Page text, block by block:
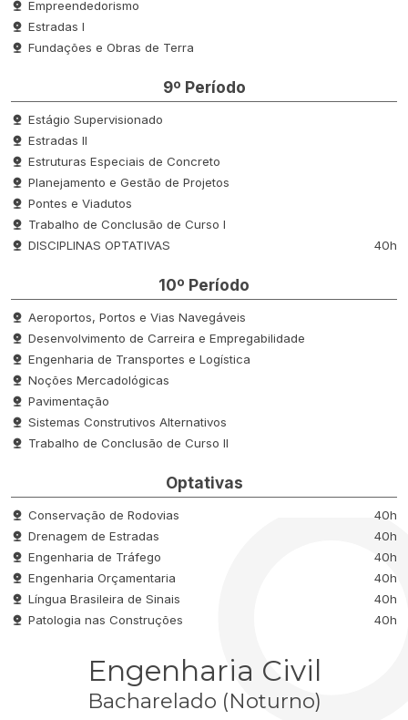
Empreendedorismo
Estradas I
Fundações e Obras de Terra
9º Período
Estágio Supervisionado
Estradas II
Estruturas Especiais de Concreto
Planejamento e Gestão de Projetos
Pontes e Viadutos
Trabalho de Conclusão de Curso I
DISCIPLINAS OPTATIVAS
40h
10º Período
Aeroportos, Portos e Vias Navegáveis
Desenvolvimento de Carreira e Empregabilidade
Engenharia de Transportes e Logística
Noções Mercadológicas
Pavimentação
Sistemas Construtivos Alternativos
Trabalho de Conclusão de Curso II
Optativas
Conservação de Rodovias
40h
Drenagem de Estradas
40h
Engenharia de Tráfego
40h
Engenharia Orçamentaria
40h
Língua Brasileira de Sinais
40h
Patologia nas Construções
40h
Engenharia Civil
Bacharelado (Noturno)